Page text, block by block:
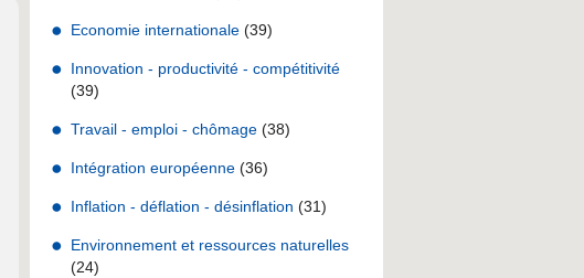
Economie internationale (39)
Innovation - productivité - compétitivité
(39)
Travail - emploi - chômage (38)
Intégration européenne (36)
Inflation - déflation - désinflation (31)
Environnement et ressources naturelles
(24)